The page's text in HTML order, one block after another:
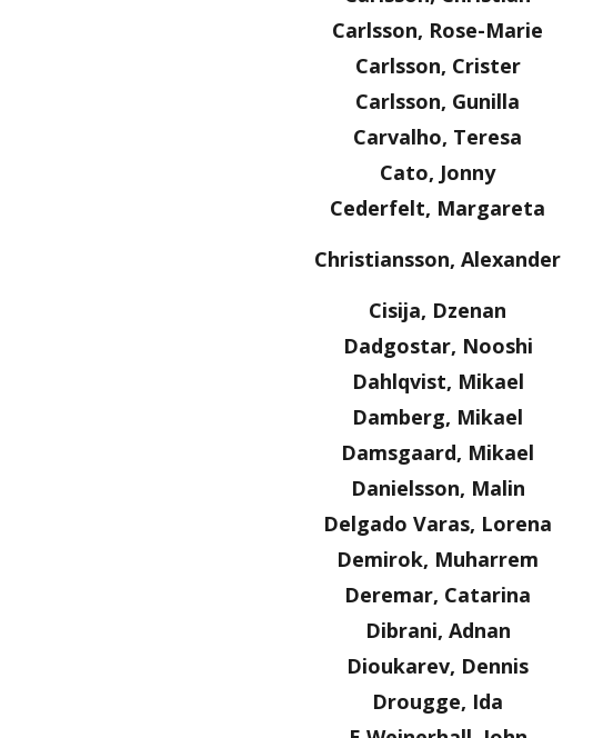
Carlsson, Rose-Marie
Carlsson, Crister
Carlsson, Gunilla
Carvalho, Teresa
Cato, Jonny
Cederfelt, Margareta
Christiansson, Alexander
Cisija, Dzenan
Dadgostar, Nooshi
Dahlqvist, Mikael
Damberg, Mikael
Damsgaard, Mikael
Danielsson, Malin
Delgado Varas, Lorena
Demirok, Muharrem
Deremar, Catarina
Dibrani, Adnan
Dioukarev, Dennis
Drougge, Ida